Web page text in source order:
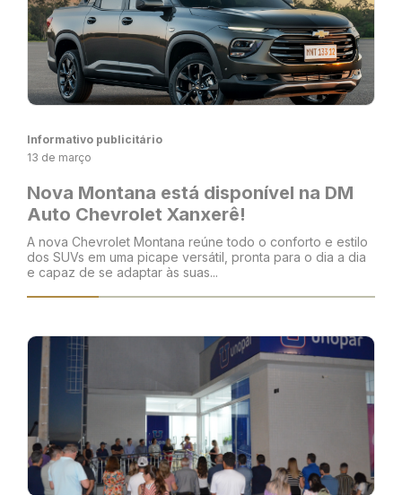
Informativo publicitário
13 de março
Nova Montana está disponível na DM
Auto Chevrolet Xanxerê!
A nova Chevrolet Montana reúne todo o conforto e estilo
dos SUVs em uma picape versátil, pronta para o dia a dia
e capaz de se adaptar às suas...